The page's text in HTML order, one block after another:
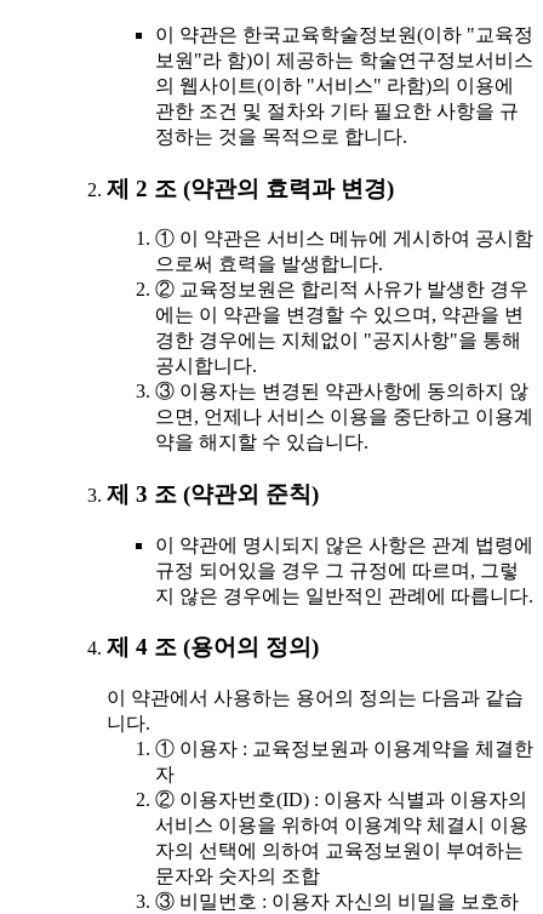
이 약관은 한국교육학술정보원(이하 "교육정
보원"라 함)이 제공하는 학술연구정보서비스
의 웹사이트(이하 "서비스" 라함)의 이용에
관한 조건 및 절차와 기타 필요한 사항을 규
정하는 것을 목적으로 합니다.
제 2 조 (약관의 효력과 변경)
① 이 약관은 서비스 메뉴에 게시하여 공시함
으로써 효력을 발생합니다.
② 교육정보원은 합리적 사유가 발생한 경우
에는 이 약관을 변경할 수 있으며, 약관을 변
경한 경우에는 지체없이 "공지사항"을 통해
공시합니다.
③ 이용자는 변경된 약관사항에 동의하지 않
으면, 언제나 서비스 이용을 중단하고 이용계
약을 해지할 수 있습니다.
제 3 조 (약관외 준칙)
이 약관에 명시되지 않은 사항은 관계 법령에
규정 되어있을 경우 그 규정에 따르며, 그렇
지 않은 경우에는 일반적인 관례에 따릅니다.
제 4 조 (용어의 정의)
이 약관에서 사용하는 용어의 정의는 다음과 같습
니다.
① 이용자 : 교육정보원과 이용계약을 체결한
자
② 이용자번호(ID) : 이용자 식별과 이용자의
서비스 이용을 위하여 이용계약 체결시 이용
자의 선택에 의하여 교육정보원이 부여하는
문자와 숫자의 조합
③ 비밀번호 : 이용자 자신의 비밀을 보호하